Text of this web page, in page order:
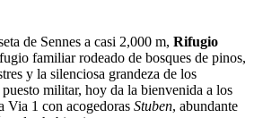
de Sennes a casi 2,000 m, Rifugio
familiar rodeado de bosques de pinos,
y la silenciosa grandeza de los
militar, hoy da la bienvenida a los
Via 1 con acogedoras Stuben, abundante